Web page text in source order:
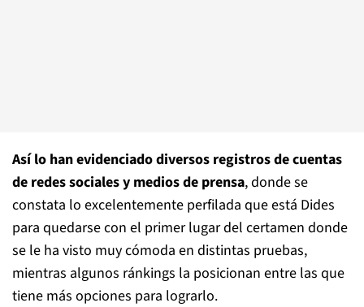
Así lo han evidenciado diversos registros de cuentas
de redes sociales y medios de prensa, donde se
constata lo excelentemente perfilada que está Dides
para quedarse con el primer lugar del certamen donde
se le ha visto muy cómoda en distintas pruebas,
mientras algunos ránkings la posicionan entre las que
tiene más opciones para lograrlo.